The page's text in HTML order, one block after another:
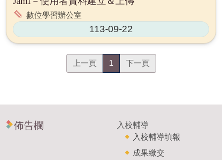
數位學習辦公室
113-09-22
上一頁 1 下一頁
佈告欄
入校輔導
入校輔導填報
成果繳交